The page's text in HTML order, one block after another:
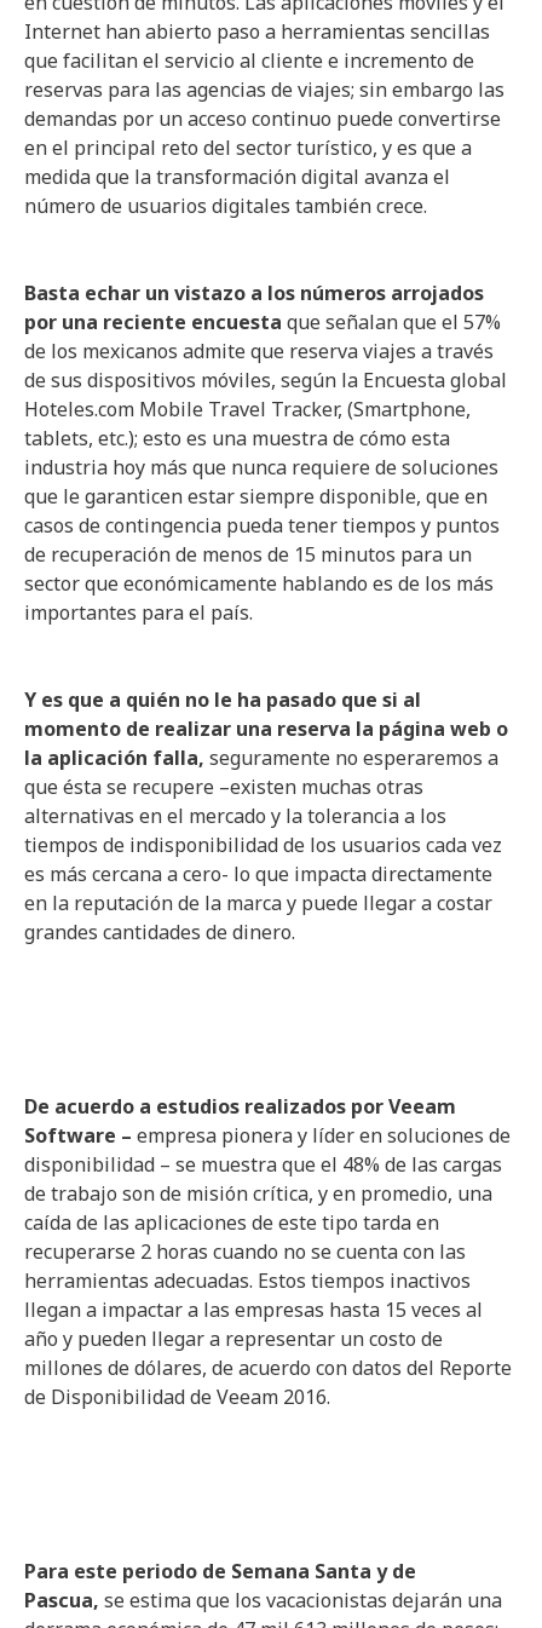
Internet han abierto paso a herramientas sencillas
que facilitan el servicio al cliente e incremento de
reservas para las agencias de viajes; sin embargo las
demandas por un acceso continuo puede convertirse
en el principal reto del sector turístico, y es que a
medida que la transformación digital avanza el
número de usuarios digitales también crece.
Basta echar un vistazo a los números arrojados
por una reciente encuesta que señalan que el 57%
de los mexicanos admite que reserva viajes a través
de sus dispositivos móviles, según la Encuesta global
Hoteles.com Mobile Travel Tracker, (Smartphone,
tablets, etc.); esto es una muestra de cómo esta
industria hoy más que nunca requiere de soluciones
que le garanticen estar siempre disponible, que en
casos de contingencia pueda tener tiempos y puntos
de recuperación de menos de 15 minutos para un
sector que económicamente hablando es de los más
importantes para el país.
Y es que a quién no le ha pasado que si al
momento de realizar una reserva la página web o
la aplicación falla, seguramente no esperaremos a
que ésta se recupere –existen muchas otras
alternativas en el mercado y la tolerancia a los
tiempos de indisponibilidad de los usuarios cada vez
es más cercana a cero- lo que impacta directamente
en la reputación de la marca y puede llegar a costar
grandes cantidades de dinero.
De acuerdo a estudios realizados por Veeam
Software – empresa pionera y líder en soluciones de
disponibilidad – se muestra que el 48% de las cargas
de trabajo son de misión crítica, y en promedio, una
caída de las aplicaciones de este tipo tarda en
recuperarse 2 horas cuando no se cuenta con las
herramientas adecuadas. Estos tiempos inactivos
llegan a impactar a las empresas hasta 15 veces al
año y pueden llegar a representar un costo de
millones de dólares, de acuerdo con datos del Reporte
de Disponibilidad de Veeam 2016.
Para este periodo de Semana Santa y de
Pascua, se estima que los vacacionistas dejarán una